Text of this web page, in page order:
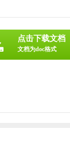
点击下载文档
文档为doc格式